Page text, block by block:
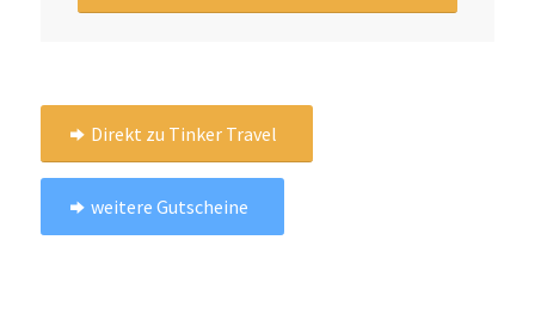
Direkt zu Tinker Travel
weitere Gutscheine